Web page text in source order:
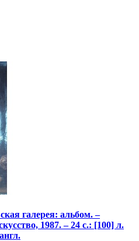
галерея: альбом. –
1987. – 24 с.: [100] л.